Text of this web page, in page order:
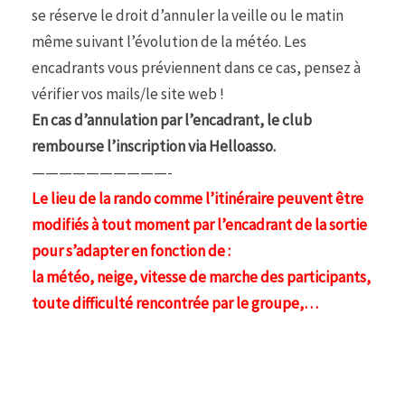
se réserve le droit d’annuler la veille ou le matin
même suivant l’évolution de la météo. Les
encadrants vous préviennent dans ce cas, pensez à
vérifier vos mails/le site web !
En cas d’annulation par l’encadrant, le club
rembourse l’inscription via Helloasso.
——————————-
Le lieu de la rando comme l’itinéraire peuvent être
modifiés à tout moment par l’encadrant de la sortie
pour s’adapter en fonction de :
la météo, neige, vitesse de marche des participants,
toute difficulté rencontrée par le groupe,…